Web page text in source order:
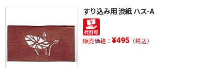
すり込み用 渋紙 ハス-A
販売価格： ¥495（税込）